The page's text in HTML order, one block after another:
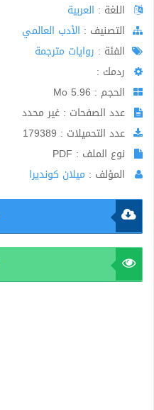
اللغة : العربية
اﻟﺘﺼﻨﻴﻒ : الأدب العالمي
الفئة : روايات مترجمة
ردمك :
الحجم : 5.96 Mo
عدد الصفحات : غير محدد
عدد التحميلات : 179389
نوع الملف : PDF
المؤلف : ميلان كونديرا